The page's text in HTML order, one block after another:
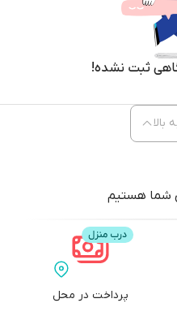
ثبت نشده!
شما هستیم
بالا
پرداخت در محل